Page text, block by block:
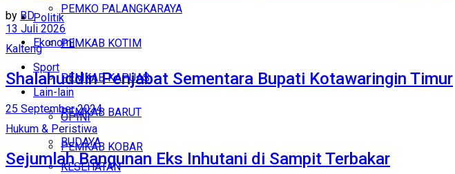
Politik
Ekonomi
Sport
Lain-lain
OPINI
BUDAYA
KESEHATAN
PEMKO PALANGKARAYA
PEMKAB KOTIM
PEMKAB KAPUAS
PEMKAB BARUT
PEMKAB KOBAR
by BD
13 Juli 2026
Kalteng
Shalahuddin Penjabat Sementara Bupati Kotawaringin Timur
25 September 2024
Hukum & Peristiwa
Sejumlah Bangunan Eks Inhutani di Sampit Terbakar